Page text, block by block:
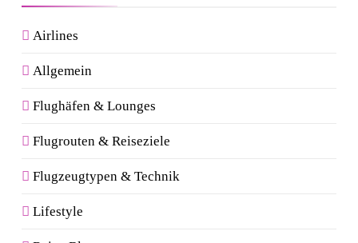
Airlines
Allgemein
Flughäfen & Lounges
Flugrouten & Reiseziele
Flugzeugtypen & Technik
Lifestyle